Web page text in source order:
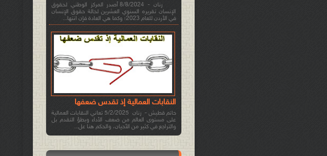
رنان - 8/8/2024 أصدر المركز الوطني لحقوق
الإنسان تقريره السنوي العشرين لحالة حقوق الإنسان
في الأردن للعام 2023؛ وكما هي العادة فإن انتها...
النقابات العمالية إذ تقدس ضعفها
حاتم قطيش - رنان 5/2/2025 تعاني النقابات العمالية
على مستوى العالم من ضعف الأداء وبطؤ التقدم بل
والتراجع في كثير من الأحيان، والحكم هنا عل...